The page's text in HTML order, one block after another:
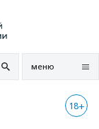
меню
18+